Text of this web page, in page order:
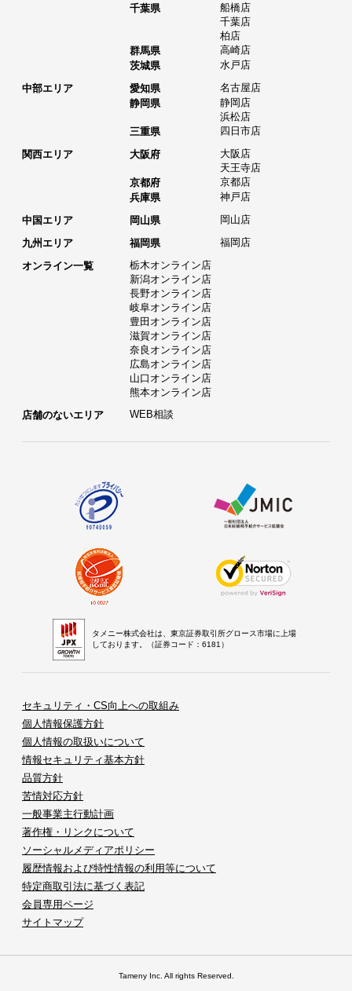
千葉県
船橋店
千葉店
柏店
群馬県
高崎店
茨城県
水戸店
中部エリア
愛知県
名古屋店
静岡県
静岡店
浜松店
三重県
四日市店
関西エリア
大阪府
大阪店
天王寺店
京都府
京都店
兵庫県
神戸店
中国エリア
岡山県
岡山店
九州エリア
福岡県
福岡店
オンライン一覧
栃木オンライン店
新潟オンライン店
長野オンライン店
岐阜オンライン店
豊田オンライン店
滋賀オンライン店
奈良オンライン店
広島オンライン店
山口オンライン店
熊本オンライン店
店舗のないエリア
WEB相談
タメニー株式会社は、東京証券取引所グロース市場に上場
しております。（証券コード：6181）
セキュリティ・CS向上への取組み
個人情報保護方針
個人情報の取扱いについて
情報セキュリティ基本方針
品質方針
苦情対応方針
一般事業主行動計画
著作権・リンクについて
ソーシャルメディアポリシー
履歴情報および特性情報の利用等について
特定商取引法に基づく表記
会員専用ページ
サイトマップ
Tameny Inc. All rights Reserved.